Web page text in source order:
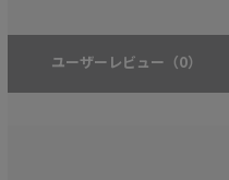
ユーザーレビュー （0）